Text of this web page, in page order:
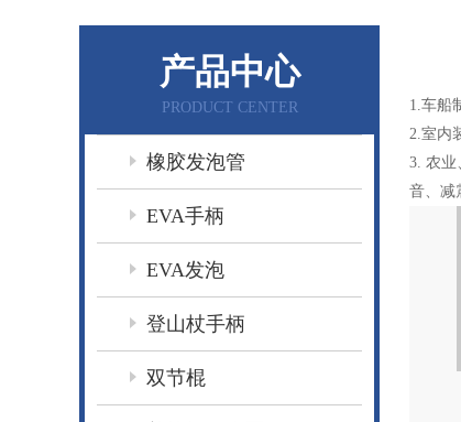
产品中心
PRODUCT CENTER
橡胶发泡管
EVA手柄
EVA发泡
登山杖手柄
双节棍
1.车船
2.室内
3. 农业
音、减